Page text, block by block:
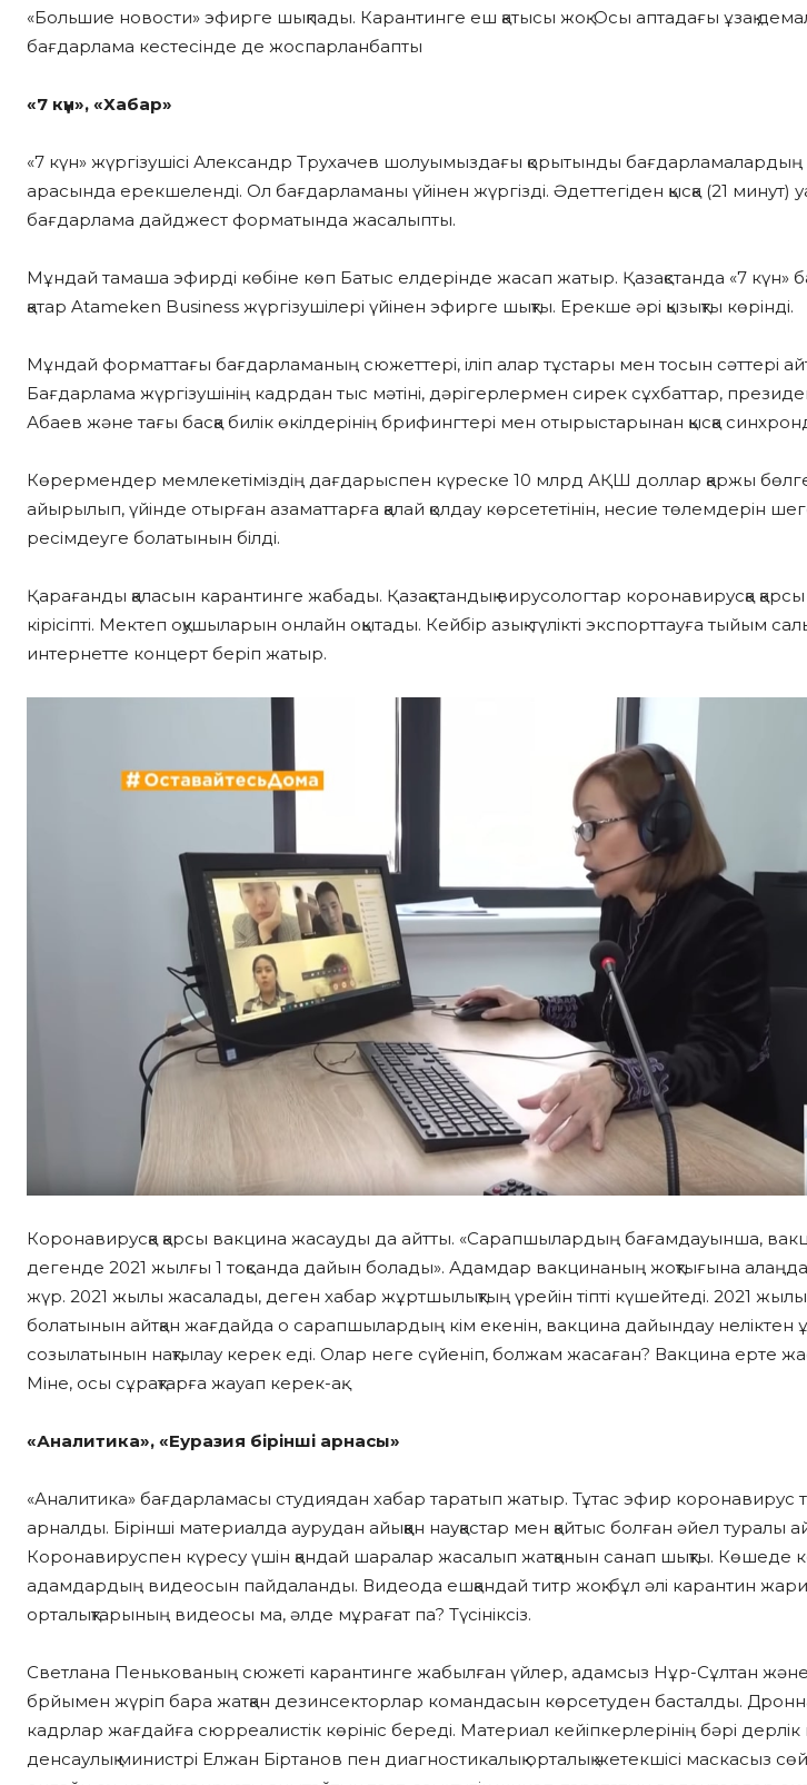
«Большие новости» эфирге шықпады. Карантинге еш қатысы жоқ. Осы аптадағы ұзақ
бағдарлама кестесінде де жоспарланбапты
«7 күн», «Хабар»
«7 күн» жүргізушісі Александр Трухачев шолуымыздағы қорытынды бағдарламалардың
арасында ерекшеленді. Ол бағдарламаны үйінен жүргізді. Әдеттегіден қысқа (21 минут)
бағдарлама дайджест форматында жасалыпты.
Мұндай тамаша эфирді көбіне көп Батыс елдерінде жасап жатыр. Қазақстанда «7 күн»
қатар Atameken Business жүргізушілері үйінен эфирге шықты. Ерекше әрі қызықты көрінді.
Мұндай форматтағы бағдарламаның сюжеттері, іліп алар тұстары мен тосын сәттері
Бағдарлама жүргізушінің кадрдан тыс мәтіні, дәрігерлермен сирек сұхбаттар,
Абаев және тағы басқа билік өкілдерінің брифингтері мен отырыстарынан қысқа
Көрермендер мемлекетіміздің дағдарыспен күреске 10 млрд АҚШ доллар қаржы
айырылып, үйінде отырған азаматтарға қалай қолдау көрсететінін, несие төлемдерін
ресімдеуге болатынын білді.
Қарағанды қаласын карантинге жабады. Қазақстандық вирусологтар коронавирусқа
кірісіпті. Мектеп оқушыларын онлайн оқытады. Кейбір азық-түлікті экспорттауға тыйым
интернетте концерт беріп жатыр.
Коронавирусқа қарсы вакцина жасауды да айтты. «Сарапшылардың бағамдауынша,
дегенде 2021 жылғы 1 тоқсанда дайын болады». Адамдар вакцинаның жоқтығына
жүр. 2021 жылы жасалады, деген хабар жұртшылықтың үрейін тіпті күшейтеді. 2021
болатынын айтқан жағдайда о сарапшылардың кім екенін, вакцина дайындау неліктен
созылатынын нақтылау керек еді. Олар неге сүйеніп, болжам жасаған? Вакцина ерте
Міне, осы сұрақтарға жауап керек-ақ.
«Аналитика», «Еуразия бірінші арнасы»
«Аналитика» бағдарламасы студиядан хабар таратып жатыр. Тұтас эфир коронавирус
арналды. Бірінші материалда аурудан айыққан науқастар мен қайтыс болған әйел туралы
Коронавируспен күресу үшін қандай шаралар жасалып жатқанын санап шықты. Көшеде
адамдардың видеосын пайдаланды. Видеода ешқандай титр жоқ: бұл әлі карантин
орталықтарының видеосы ма, әлде мұрағат па? Түсініксіз.
Светлана Пенькованың сюжеті карантинге жабылған үйлер, адамсыз Нұр-Сұлтан
брйымен жүріп бара жатқан дезинсекторлар командасын көрсетуден басталды.
кадрлар жағдайға сюрреалистік көрініс береді. Материал кейіпкерлерінің бәрі дерлік
денсаулық министрі Елжан Біртанов пен диагностикалық орталық жетекшісі маскасыз